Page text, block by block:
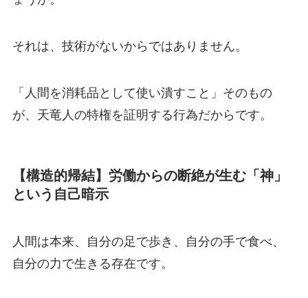
それは、技術がないからではありません。
「人間を消耗品として使い潰すこと」そのもの
が、天竜人の特権を証明する行為だからです。
【構造的帰結】労働からの断絶が生む「神」
という自己暗示
人間は本来、自分の足で歩き、自分の手で食べ、
自分の力で生きる存在です。